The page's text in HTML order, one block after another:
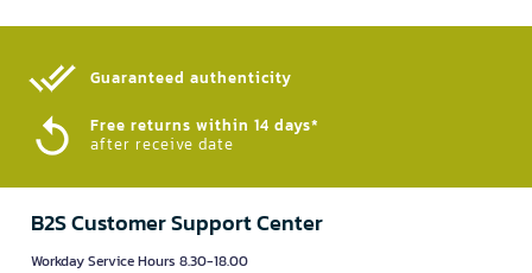
Guaranteed authenticity​
Free returns within 14 days*
after receive date
B2S Customer Support Center
Workday Service Hours 8.30-18.00